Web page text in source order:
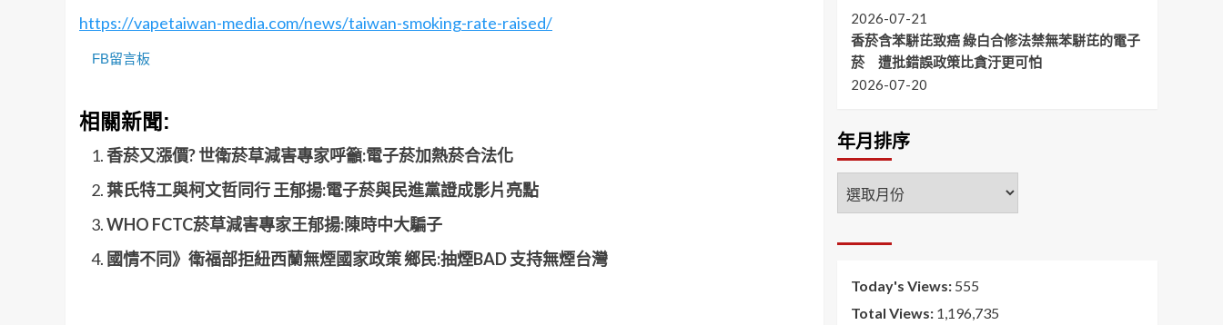
https://vapetaiwan-media.com/news/taiwan-smoking-rate-raised/
FB留言板
相關新聞:
香菸又漲價? 世衛菸草減害專家呼籲:電子菸加熱菸合法化
葉氏特工與柯文哲同行 王郁揚:電子菸與民進黨證成影片亮點
WHO FCTC菸草減害專家王郁揚:陳時中大騙子
國情不同》衛福部拒紐西蘭無煙國家政策 鄉民:抽煙BAD 支持無煙台灣
2026-07-21
香菸含苯駢芘致癌 綠白合修法禁無苯駢芘的電子
菸 遭批錯誤政策比貪汙更可怕
2026-07-20
年月排序
年
月
Today's Views: 555
Total Views: 1,196,735